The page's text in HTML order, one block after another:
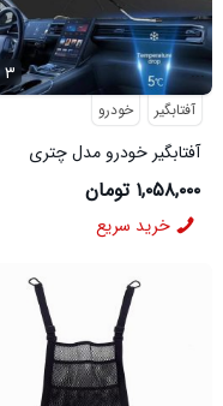
۳ ...
آفتابگیر خودرو
آفتابگیر خودرو مدل چتری
۱,۰۵۸,۰۰۰ تومان
خرید سریع